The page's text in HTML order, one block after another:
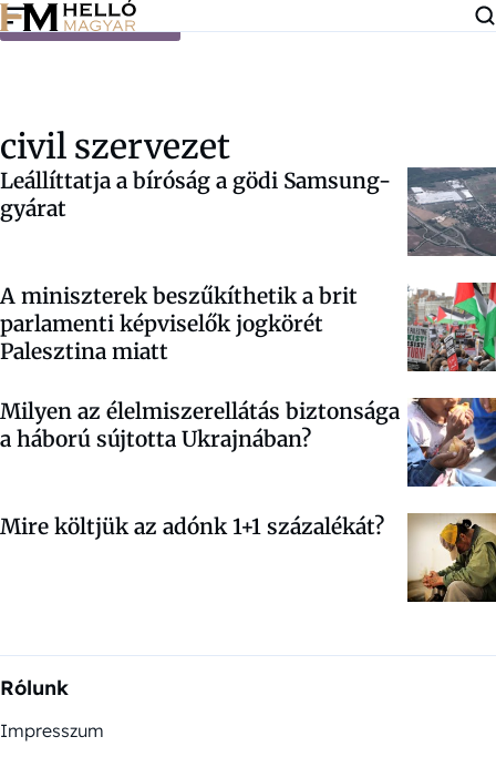
Ugrás a tartalomra
civil szervezet
Leállíttatja a bíróság a gödi Samsung-
gyárat
A miniszterek beszűkíthetik a brit
parlamenti képviselők jogkörét
Palesztina miatt
Milyen az élelmiszerellátás biztonsága
a háború sújtotta Ukrajnában?
Mire költjük az adónk 1+1 százalékát?
Rólunk
Impresszum